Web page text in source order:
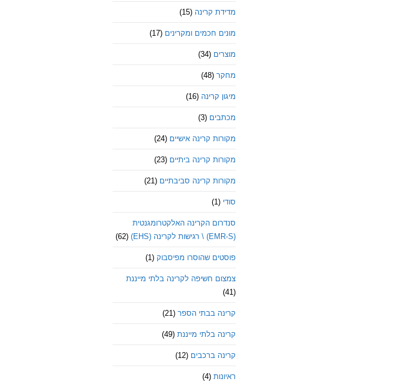
מדידת קרינה (15)
מונים חכמים ומקרינים (17)
מוצרים (34)
מחקר (48)
מיגון קרינה (16)
מכתבים (3)
מקורות קרינה אישיים (24)
מקורות קרינה ביתיים (23)
מקורות קרינה סביבתיים (21)
סודי (1)
סנדרום הקרינה האלקטרומגנטית
(EMR-S) \ רגישות לקרינה (EHS)
(62)
פוסטים שהוסרו מפיסבוק (1)
צמצום חשיפה לקרינה בלתי מייננת
(41)
קרינה בבתי הספר (21)
קרינה בלתי מייננת (49)
קרינה ברכבים (12)
ראיונות (4)